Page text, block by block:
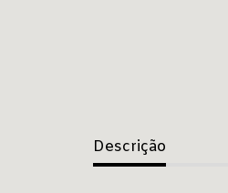
Descrição